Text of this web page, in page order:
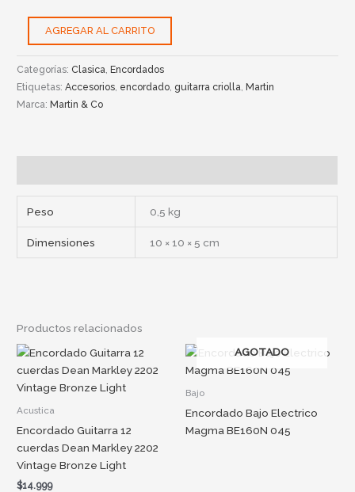
AGREGAR AL CARRITO
Categorías: Clasica ,Encordados
Etiquetas:Accesorios encordado guitarra criolla ,Martin
Marca:Martin & Co
Peso 0,5 kg
Dimensiones 10 × 10 × 5 cm
Productos relacionados
Acustica
Encordado Guitarra 12
cuerdas Dean Markley 2202
Vintage Bronze Light
$14.999
AGOTADO
Bajo
Encordado Bajo Electrico
Magma BE160N 045